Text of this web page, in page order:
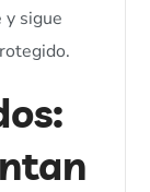
y sigue